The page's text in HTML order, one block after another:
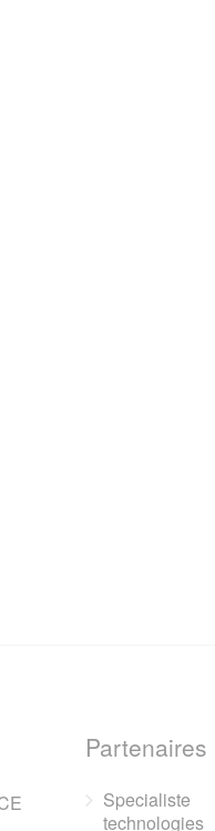
Partenaires
Specialiste
technologies